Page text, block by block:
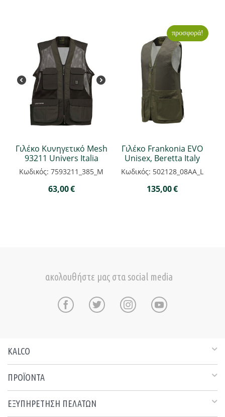
Γιλέκο Κυνηγετικό Mesh
93211 Univers Italia
Κωδικός: 7593211_385_M
63,00€
προσφορά!
Γιλέκο Frankonia EVO
Unisex, Beretta Italy
Κωδικός: 502128_08AA_L
135,00€
ακολουθήστε μας στα social media
KALCO
ΠΡΟΪΟΝΤΑ
ΕΞΥΠΗΡΕΤΗΣΗ ΠΕΛΑΤΩΝ